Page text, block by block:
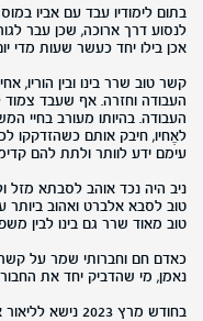
בתום לימודיו עבד עם אביו
לנסוע דרך ארוכה, שכן עבר
אכן בילו יחד כעשר שעות מדי
קשר טוב שרר בינו ובין הוריו,
העבודה וחזרה. אף שעבד צמוד
העבודה. בהיותו מעורב בחיי
לאֶחיו, חיבק אותם כשהזדקקו
עימם ידע לוותר ולתת להם
ניב היה נכד אוהב לסבתא מזל
טוב לסבא אלברט ואהוב ביותר
טוב מאוד שרר גם בינו לבין
כאדם חם וחברותי שמר על קשר
נאמן, מי שהדביק יחד את
בחודש מרץ 2023